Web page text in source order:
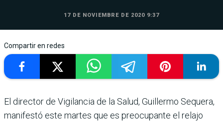
17 DE NOVIEMBRE DE 2020 9:37
Compartir en redes
El director de Vigilancia de la Salud, Guillermo Sequera,
manifestó este martes que es preocupante el relajo